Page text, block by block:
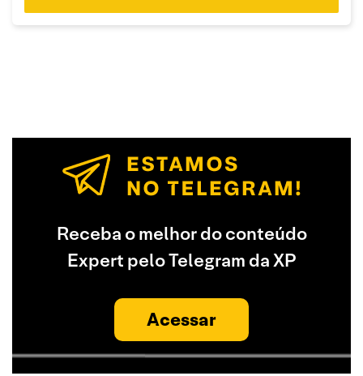
Receba o melhor do conteúdo
Expert pelo Telegram da XP
Acessar